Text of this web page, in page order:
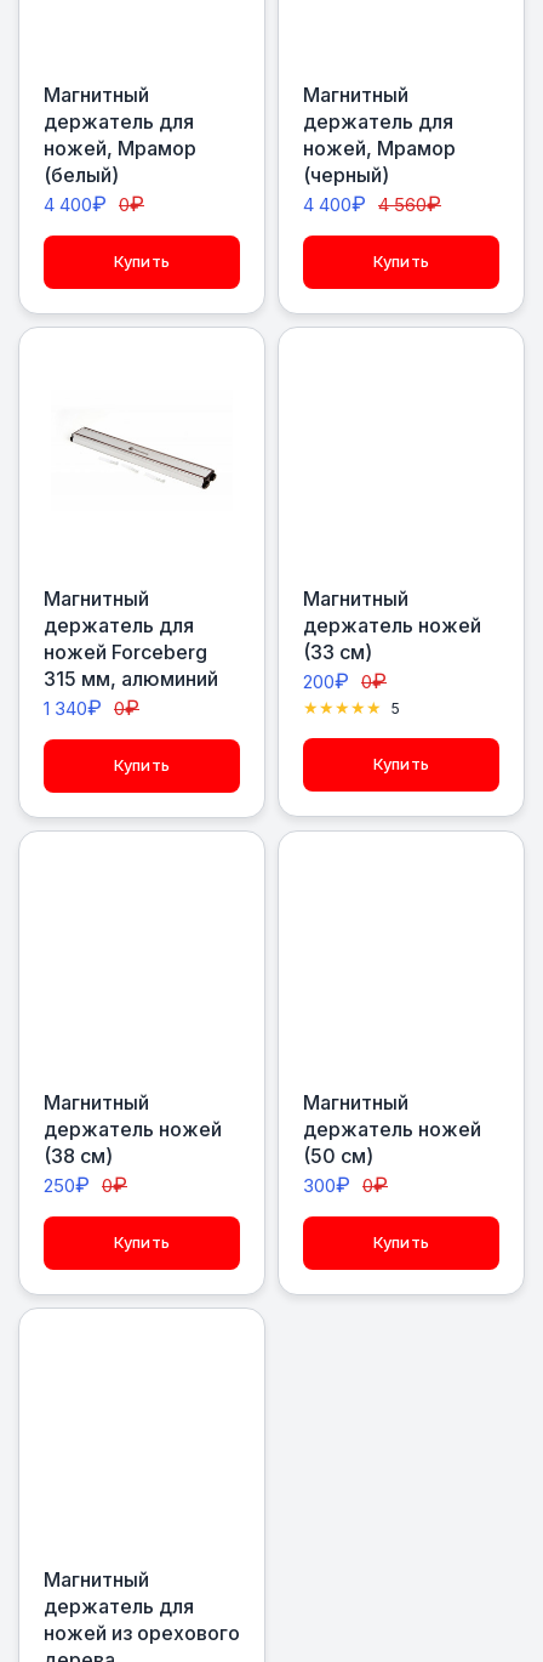
Магнитный
держатель для
ножей, Мрамор
(белый)
4 400₽ 0₽
Купить
Магнитный
держатель для
ножей, Мрамор
(черный)
4 400₽ 4 560₽
Купить
Магнитный
держатель для
ножей Forceberg
315 мм, алюминий
1 340₽ 0₽
Купить
Магнитный
держатель ножей
(33 см)
200₽ 0₽
5
Купить
Магнитный
держатель ножей
(38 см)
250₽ 0₽
Купить
Магнитный
держатель ножей
(50 см)
300₽ 0₽
Купить
Магнитный
держатель для
ножей из орехового